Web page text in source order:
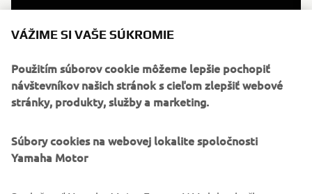
VÁŽIME SI VAŠE SÚKROMIE
Použitím súborov cookie môžeme lepšie pochopiť
návštevníkov našich stránok s cieľom zlepšiť webové
stránky, produkty, služby a marketing.
Yamaha Motor